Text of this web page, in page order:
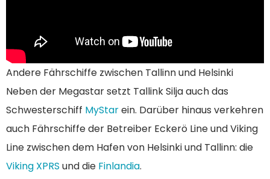
Andere Fährschiffe zwischen Tallinn und Helsinki
Neben der Megastar setzt Tallink Silja auch das
Schwesterschiff MyStarein. Darüber hinaus verkehren
auch Fährschiffe der Betreiber Eckerö Line und Viking
Line zwischen dem Hafen von Helsinki und Tallinn: die
Viking XPRS und die Finlandia.